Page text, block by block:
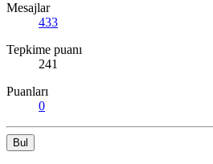
Mesajlar
433
Tepkime puanı
241
Puanları
0
Bul